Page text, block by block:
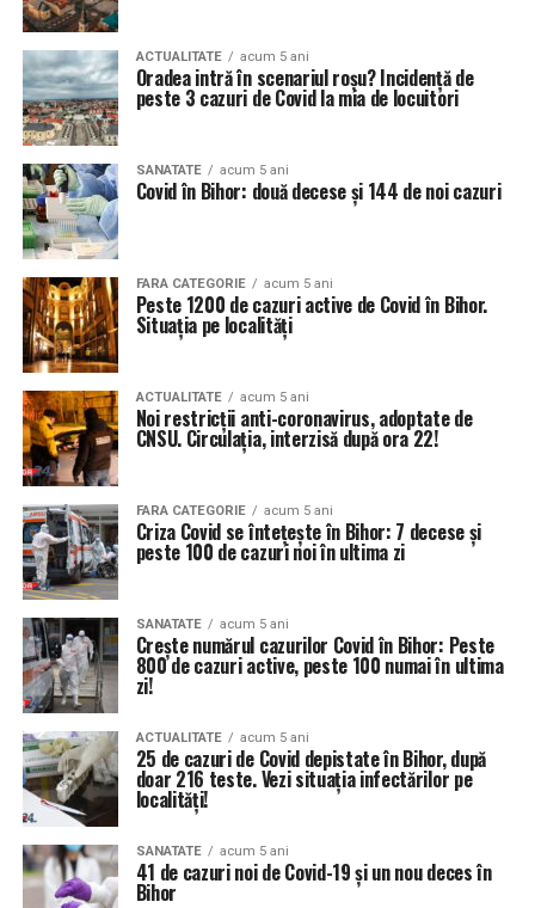
ACTUALITATE acum 5 ani
Oradea intră în scenariul roșu? Incidență de
peste 3 cazuri de Covid la mia de locuitori
SANATATE acum 5 ani
Covid în Bihor: două decese și 144 de noi cazuri
FARA CATEGORIE acum 5 ani
Peste 1200 de cazuri active de Covid în Bihor.
Situația pe localități
ACTUALITATE acum 5 ani
Noi restricții anti-coronavirus, adoptate de
CNSU. Circulația, interzisă după ora 22!
FARA CATEGORIE acum 5 ani
Criza Covid se întețește în Bihor: 7 decese și
peste 100 de cazuri noi în ultima zi
SANATATE acum 5 ani
Crește numărul cazurilor Covid în Bihor: Peste
800 de cazuri active, peste 100 numai în ultima
zi!
ACTUALITATE acum 5 ani
25 de cazuri de Covid depistate în Bihor, după
doar 216 teste. Vezi situația infectărilor pe
localități!
SANATATE acum 5 ani
41 de cazuri noi de Covid-19 şi un nou deces în
Bihor